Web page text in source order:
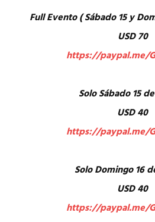
Full Evento ( Sábado 15 y
USD 70
https://paypal.me/
Solo Sábado 15
USD 40
https://paypal.me/
Solo Domingo 16
USD 40
https://paypal.me/